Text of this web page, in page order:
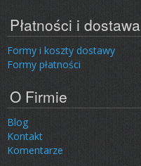
Płatności i dostawa
Formy i koszty dostawy
Formy płatności
O Firmie
Blog
Kontakt
Komentarze